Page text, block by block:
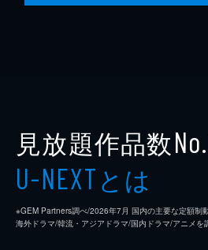
見放題作品数
U-NEXTとは
※GEM Partners調べ/2026年7⽉ 国内の主要な定額制
海外ドラマ/韓流・アジアドラマ/国内ドラマ/アニメを